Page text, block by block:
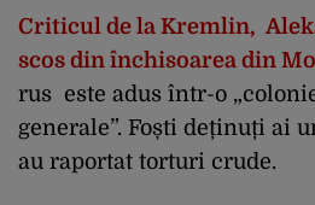
Criticul de la Kremlin,
scos din închisoarea din
rus este adus într-o
generale”. Foști deținuți ai
au raportat torturi crude.